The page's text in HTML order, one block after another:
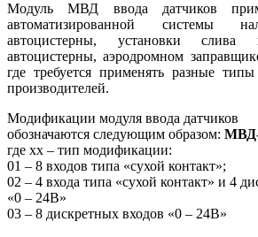
Модуль МВД ввода датчиков
автоматизированной системы
автоцистерны, установки слива
автоцистерны, аэродромном
где требуется применять разные
производителей.
Модификации модуля ввода датчиков
обозначаются следующим образом:
где хх – тип модификации:
01 – 8 входов типа «сухой контакт»;
02 – 4 входа типа «сухой контакт» и 4
«0 – 24В»
03 – 8 дискретных входов «0 – 24В»